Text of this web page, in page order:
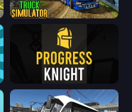
Truck Driving Simulator Game
Progress Knight